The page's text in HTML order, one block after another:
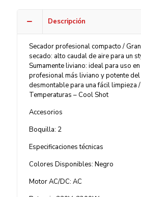
Descripción
Secador profesional compacto /
secado: alto caudal de aire para un
Sumamente liviano: ideal para uso
profesional más liviano y potente
desmontable para una fácil limpieza
Temperaturas – Cool Shot
Accesorios
Boquilla: 2
Especificaciones técnicas
Colores Disponibles: Negro
Motor AC/DC: AC